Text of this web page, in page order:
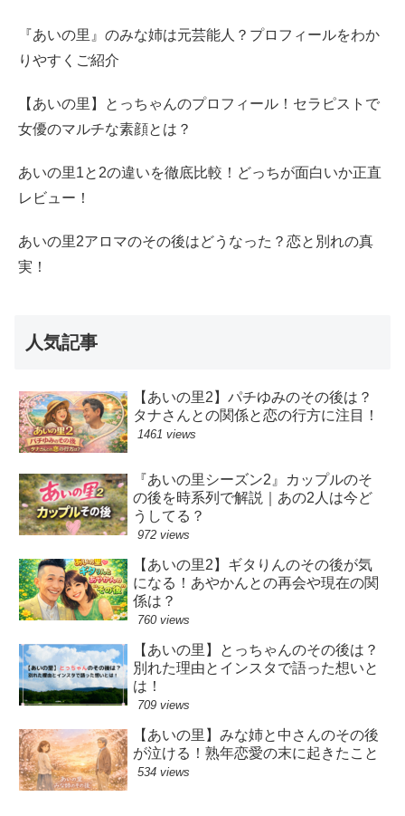
『あいの里』のみな姉は元芸能人？プロフィールをわか
りやすくご紹介
【あいの里】とっちゃんのプロフィール！セラピストで
女優のマルチな素顔とは？
あいの里1と2の違いを徹底比較！どっちが面白いか正直
レビュー！
あいの里2アロマのその後はどうなった？恋と別れの真
実！
人気記事
【あいの里2】パチゆみのその後は？
タナさんとの関係と恋の行方に注目！
1461 views
『あいの里シーズン2』カップルのそ
の後を時系列で解説｜あの2人は今ど
うしてる？
972 views
【あいの里2】ギタりんのその後が気
になる！あやかんとの再会や現在の関
係は？
760 views
【あいの里】とっちゃんのその後は？
別れた理由とインスタで語った想いと
は！
709 views
【あいの里】みな姉と中さんのその後
が泣ける！熟年恋愛の末に起きたこと
534 views